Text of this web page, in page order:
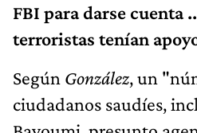
FBI para darse cuenta
terroristas tenían
Según González, un
ciudadanos saudíes,